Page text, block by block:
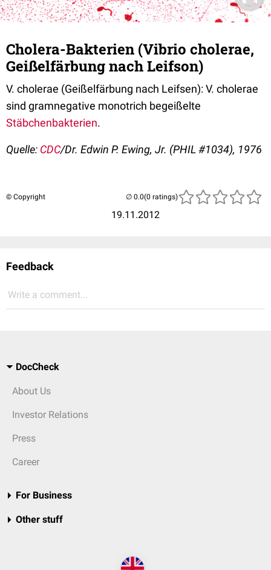
Cholera-Bakterien (Vibrio cholerae,
Geißelfärbung nach Leifson)
V. cholerae (Geißelfärbung nach Leifsen): V. cholerae
sind gramnegative monotrich begeißelte
Stäbchenbakterien.
Quelle: CDC/Dr. Edwin P. Ewing, Jr. (PHIL #1034), 1976
© Copyright
19.11.2012
(0 ratings)
Feedback
Write a comment...
DocCheck
About Us
Investor Relations
Press
Career
For Business
Other stuff